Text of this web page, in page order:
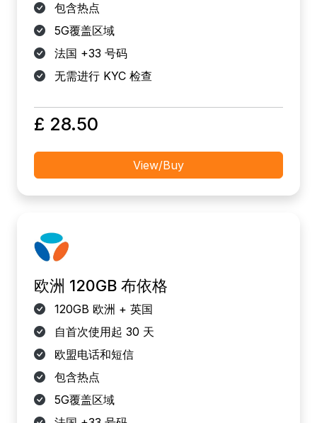
包含热点
5G覆盖区域
法国 +33 号码
无需进行 KYC 检查
£ 28.50
View/Buy
欧洲 120GB 布依格
120GB 欧洲 + 英国
自首次使用起 30 天
欧盟电话和短信
包含热点
5G覆盖区域